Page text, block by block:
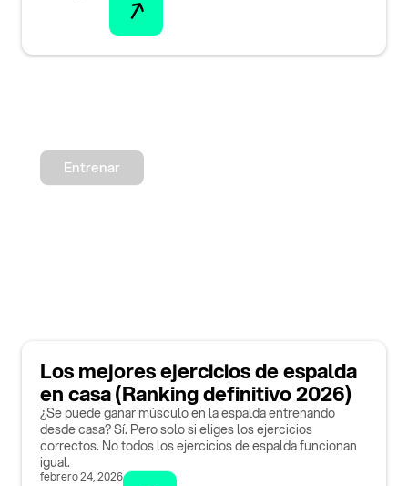
Entrenar
Los mejores ejercicios de espalda
en casa (Ranking definitivo 2026)
¿Se puede ganar músculo en la espalda entrenando
desde casa? Sí. Pero solo si eliges los ejercicios
correctos. No todos los ejercicios de espalda funcionan
igual.
febrero 24, 2026